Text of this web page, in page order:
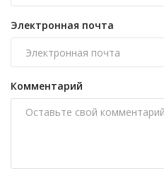
Электронная почта
Комментарий